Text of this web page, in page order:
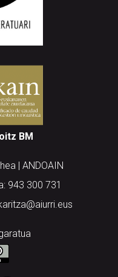
BM
| ANDOAIN
943 300 731